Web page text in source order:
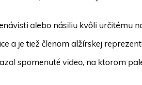
alebo násiliu kvôli určitému
a je tiež členom alžírskej
spomenuté video, na ktorom